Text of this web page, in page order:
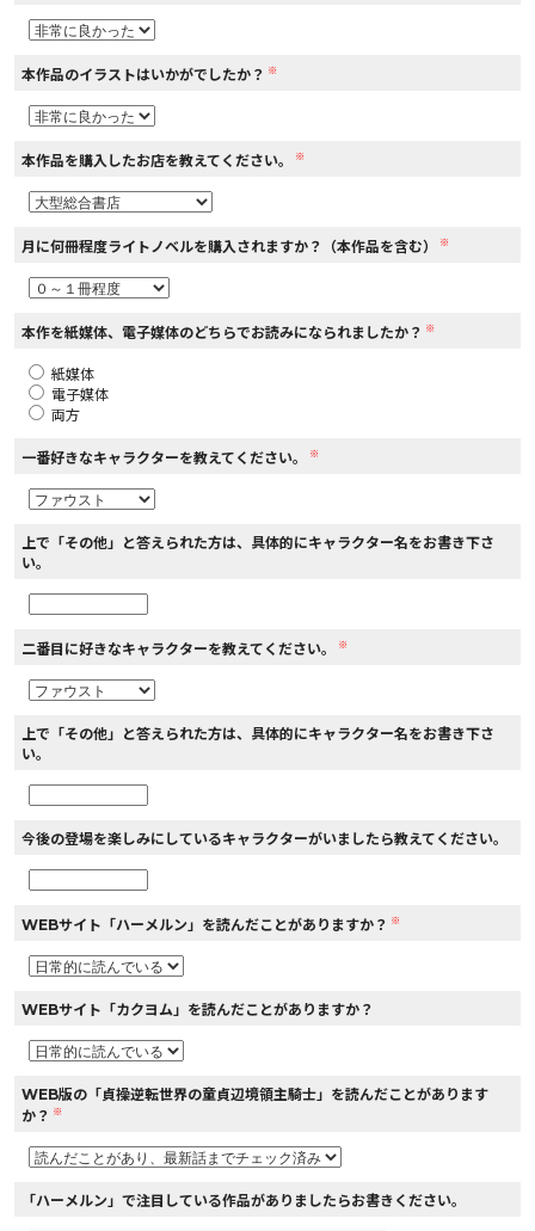
閉じる
本作品のイラストはいかがでしたか？ ※
本作品を購入したお店を教えてください。 ※
月に何冊程度ライトノベルを購入されますか？（本作品を含む） ※
本作を紙媒体、電子媒体のどちらでお読みになられましたか？ ※
紙媒体
電子媒体
両方
一番好きなキャラクターを教えてください。 ※
上で「その他」と答えられた方は、具体的にキャラクター名をお書き下さ
い。
二番目に好きなキャラクターを教えてください。 ※
上で「その他」と答えられた方は、具体的にキャラクター名をお書き下さ
い。
今後の登場を楽しみにしているキャラクターがいましたら教えてください。
WEBサイト「ハーメルン」を読んだことがありますか？ ※
WEBサイト「カクヨム」を読んだことがありますか？
WEB版の「貞操逆転世界の童貞辺境領主騎士」を読んだことがあります
か？ ※
「ハーメルン」で注目している作品がありましたらお書きください。